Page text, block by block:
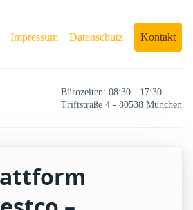
Impressum Datenschutz Kontakt
Bürozeiten: 08:30 - 17:30
Triftstraße 4 - 80538 München